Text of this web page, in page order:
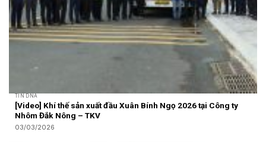
TIN DNA
[Video] Khí thế sản xuất đầu Xuân Bính Ngọ 2026 tại Công ty
Nhôm Đắk Nông – TKV
03/03/2026